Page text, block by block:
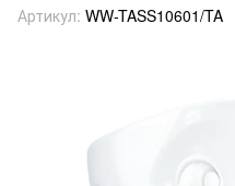
Артикул: WW-TASS10601/TA